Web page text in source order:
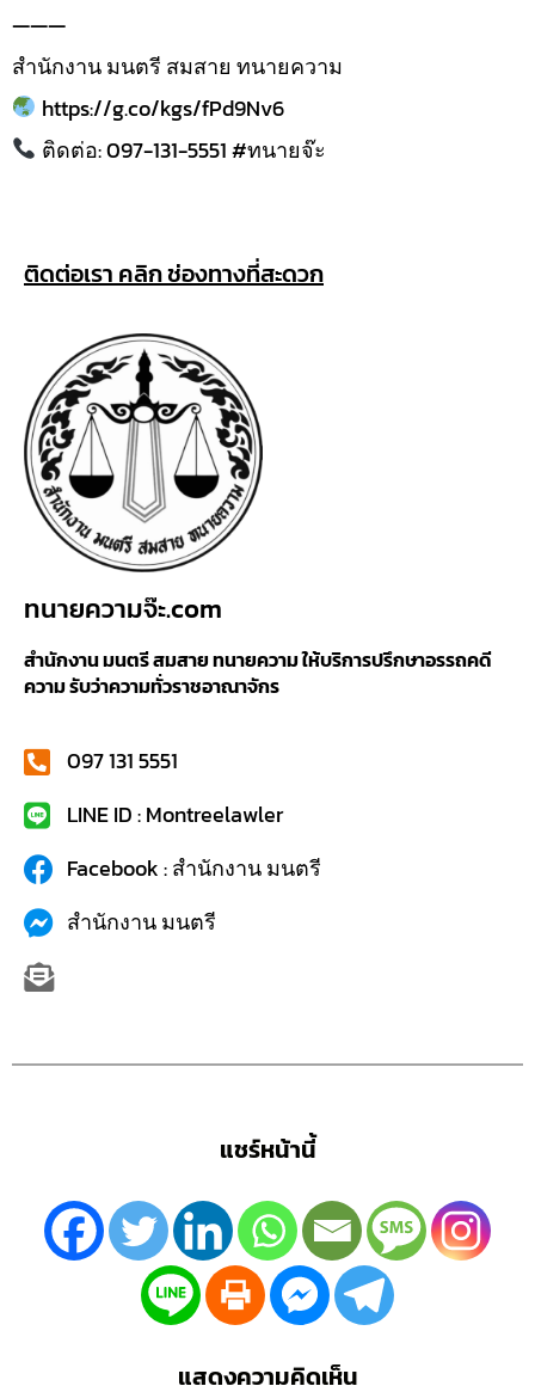
———
สำนักงาน มนตรี สมสาย ทนายความ
https://g.co/kgs/fPd9Nv6
ติดต่อ: 097-131-5551 #ทนายจ๊ะ
ติดต่อเรา คลิก ช่องทางที่สะดวก
ทนายความจ๊ะ.com
สำนักงาน มนตรี สมสาย ทนายความ ให้บริการปรึกษาอรรถคดี
ความ รับว่าความทั่วราชอาณาจักร
097 131 5551
LINE ID : Montreelawler
Facebook : สำนักงาน มนตรี
สำนักงาน มนตรี
แชร์หน้านี้
แสดงความคิดเห็น